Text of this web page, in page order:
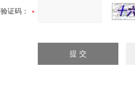
验证码：